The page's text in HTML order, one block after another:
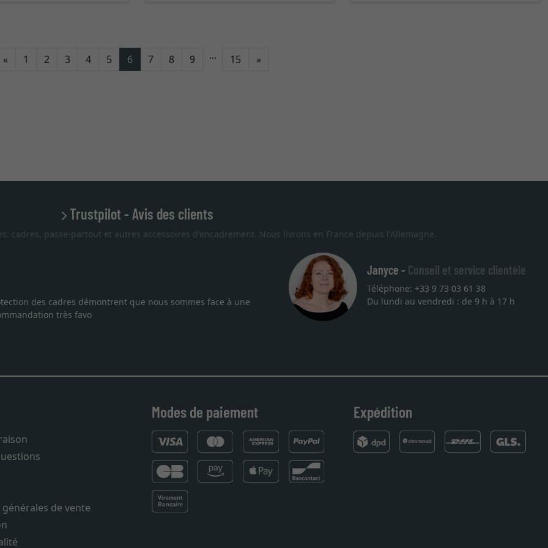
« Retour
1 2 3 4 5 6 7 8 9 ... 15 »Continuer
Trustpilot - Avis des clients
cadres, passe-partout et autres accessoires d'encadrement. Nous livrons en France depuis l'Allemagne.
je suis tombée sur ce site. Le choix et la qualité sont au rendez
temps. J'espère revenir pour une autre commande. Merci.
Janyce - Conseil et service clientèle
Téléphone: +33 9 73 03 61 38
Du lundi au vendredi : de 9 h à 17 h
de vente
Modes de paiement Expédition